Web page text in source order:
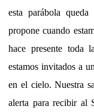
esta parábola
propone cuando
hace presente toda
estamos invitados a
en el cielo. Nuestra
alerta para recibir al